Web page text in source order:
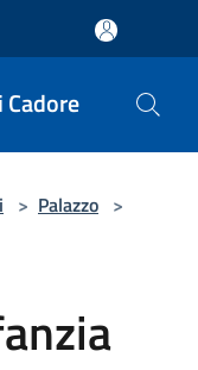
> Palazzo >